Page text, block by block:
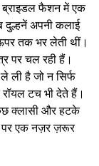
ब्राइडल फैशन में एक
दुल्हनें अपनी कलाई
तक भर लेती थीं।
पर चल रही हैं।
है जो न सिर्फ
टच भी देते हैं।
क्लासी और हटके
पर एक नज़र ज़रूर